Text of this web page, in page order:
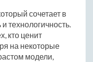
сочетает в
технологичность.
кто ценит
на некоторые
модели,